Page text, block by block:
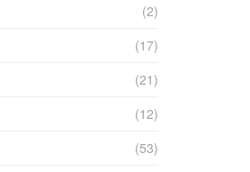
(2)
(17)
(21)
(12)
(53)